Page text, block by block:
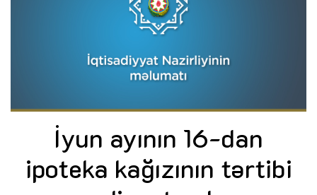
İyun ayının 16-dan
ipoteka kağızının tərtibi